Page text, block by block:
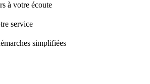
à votre écoute
service
simplifiées